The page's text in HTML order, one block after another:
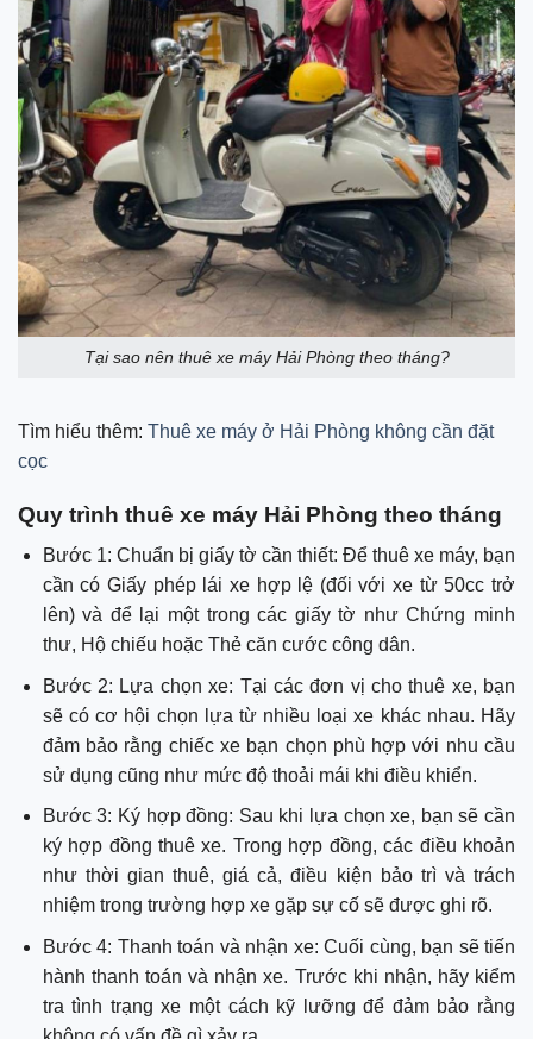
Tại sao nên thuê xe máy Hải Phòng theo tháng?
Tìm hiểu thêm: Thuê xe máy ở Hải Phòng không cần đặt
cọc
Quy trình thuê xe máy Hải Phòng theo tháng
Bước 1: Chuẩn bị giấy tờ cần thiết: Để thuê xe máy, bạn
cần có Giấy phép lái xe hợp lệ (đối với xe từ 50cc trở
lên) và để lại một trong các giấy tờ như Chứng minh
thư, Hộ chiếu hoặc Thẻ căn cước công dân.
Bước 2: Lựa chọn xe: Tại các đơn vị cho thuê xe, bạn
sẽ có cơ hội chọn lựa từ nhiều loại xe khác nhau. Hãy
đảm bảo rằng chiếc xe bạn chọn phù hợp với nhu cầu
sử dụng cũng như mức độ thoải mái khi điều khiển.
Bước 3: Ký hợp đồng: Sau khi lựa chọn xe, bạn sẽ cần
ký hợp đồng thuê xe. Trong hợp đồng, các điều khoản
như thời gian thuê, giá cả, điều kiện bảo trì và trách
nhiệm trong trường hợp xe gặp sự cố sẽ được ghi rõ.
Bước 4: Thanh toán và nhận xe: Cuối cùng, bạn sẽ tiến
hành thanh toán và nhận xe. Trước khi nhận, hãy kiểm
tra tình trạng xe một cách kỹ lưỡng để đảm bảo rằng